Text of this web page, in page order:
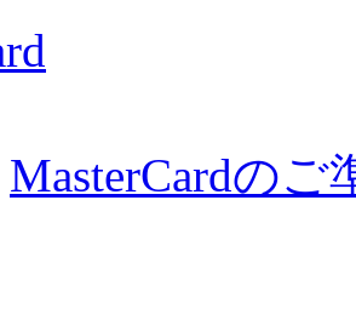
MasterCardのご